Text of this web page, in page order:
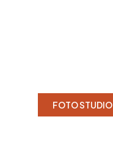
FOTO STUDIO